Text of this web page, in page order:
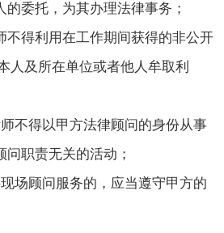
委托，为其办理法律事务；
不得利用在工作期间获得的非公开
人及所在单位或者他人牟取利
不得以甲方法律顾问的身份从事
职责无关的活动；
场顾问服务的，应当遵守甲方的